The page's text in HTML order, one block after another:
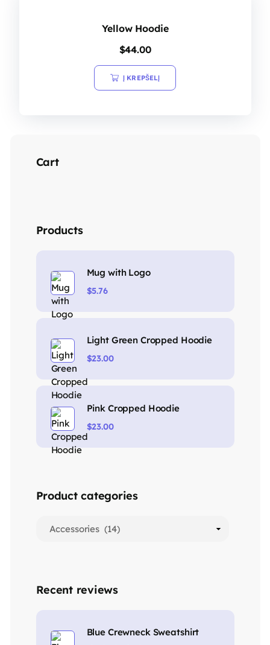
Yellow Hoodie
$44.00
Į KREPŠELĮ
Cart
Products
Mug with Logo
$5.76
Light Green Cropped Hoodie
$23.00
Pink Cropped Hoodie
$23.00
Product categories
Recent reviews
Blue Crewneck Sweatshirt